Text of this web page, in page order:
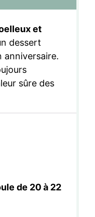
et
dessert
anniversaire.
sûre des
de 20 à 22